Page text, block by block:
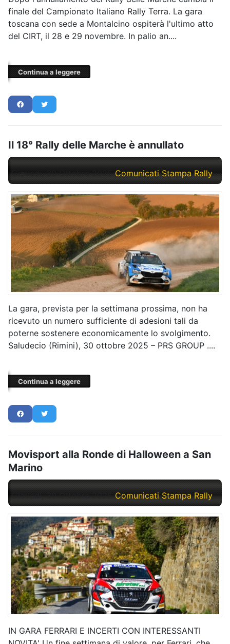
finale del Campionato Italiano Rally Terra. La gara
toscana con sede a Montalcino ospiterà l'ultimo atto
del CIRT, il 28 e 29 novembre. In palio an....
Continua a leggere
Il 18° Rally delle Marche è annullato
Giovedì, 30 Ottobre 2025 Comunicati Stampa Rally
La gara, prevista per la settimana prossima, non ha
ricevuto un numero sufficiente di adesioni tali da
poterne sostenere economicamente lo svolgimento.
Saludecio (Rimini), 30 ottobre 2025 – PRS GROUP ....
Continua a leggere
Movisport alla Ronde di Halloween a San
Marino
Giovedì, 30 Ottobre 2025 Comunicati Stampa Rally
IN GARA FERRARI E INCERTI CON INTERESSANTI